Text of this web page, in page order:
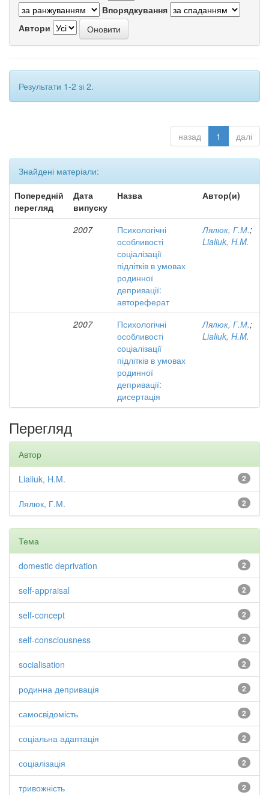
Впорядкування
Автори
Результати 1-2 зі 2.
назад 1 далі
Знайдені матеріали:
Попередній
перегляд
Дата
випуску
Назва Автор(и)
2007
Психологічні
особливості
соціалізації
підлітків в умовах
родинної
депривації:
автореферат
Лялюк, Г.М.;
Lialiuk, H.M.
2007
Психологічні
особливості
соціалізації
підлітків в умовах
родинної
депривації:
дисертація
Лялюк, Г.М.;
Lialiuk, H.M.
Перегляд
Автор
2
Lialiuk, H.M.
2
Лялюк, Г.М.
Тема
2
domestic deprivation
2
self-appraisal
2
self-concept
2
self-consciousness
2
socialisation
2
родинна депривація
2
самосвідомість
2
соціальна адаптація
2
соціалізація
2
тривожність